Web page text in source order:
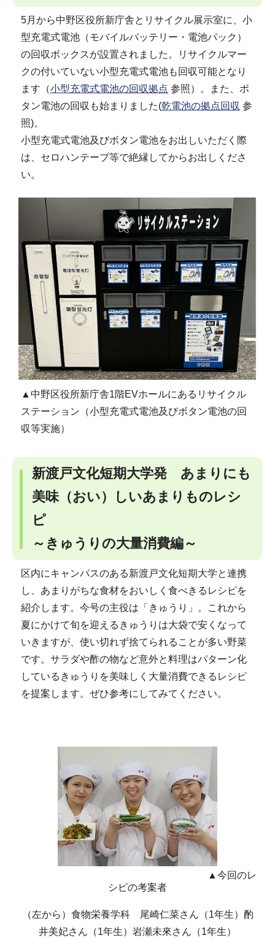
5月から中野区役所新庁舎とリサイクル展示室に、小
型充電式電池（モバイルバッテリー・電池パック）
の回収ボックスが設置されました。リサイクルマー
クの付いていない小型充電式電池も回収可能となり
ます（小型充電式電池の回収拠点 参照）。また、ボ
タン電池の回収も始まりました(乾電池の拠点回収 参
照)。
小型充電式電池及びボタン電池をお出しいただく際
は、セロハンテープ等で絶縁してからお出しくださ
い。
▲中野区役所新庁舎1階EVホールにあるリサイクル
ステーション（小型充電式電池及びボタン電池の回
収等実施）
新渡戸文化短期大学発 あまりにも
美味（おい）しいあまりものレシ
ピ
～きゅうりの大量消費編～
区内にキャンパスのある新渡戸文化短期大学と連携
し、あまりがちな食材をおいしく食べきるレシピを
紹介します。今号の主役は「きゅうり」。これから
夏にかけて旬を迎えるきゅうりは大袋で安くなって
いきますが、使い切れず捨てられることが多い野菜
です。サラダや酢の物など意外と料理はパターン化
しているきゅうりを美味しく大量消費できるレシピ
を提案します。ぜひ参考にしてみてください。
▲今回のレ
シピの考案者
（左から）食物栄養学科 尾崎仁菜さん（1年生）酌
井美妃さん（1年生）岩瀬未來さん（1年生）